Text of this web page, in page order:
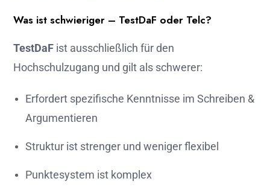
Was ist schwieriger – TestDaF oder Telc?
TestDaF ist ausschließlich für den
Hochschulzugang und gilt als schwerer:
Erfordert spezifische Kenntnisse im Schreiben &
Argumentieren
Struktur ist strenger und weniger flexibel
Punktesystem ist komplex